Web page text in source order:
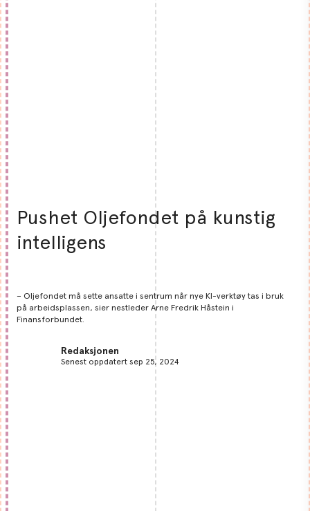
Pushet Oljefondet på kunstig
intelligens
– Oljefondet må sette ansatte i sentrum når nye KI-verktøy tas i bruk
på arbeidsplassen, sier nestleder Arne Fredrik Håstein i
Finansforbundet.
Redaksjonen
Senest oppdatert sep 25, 2024